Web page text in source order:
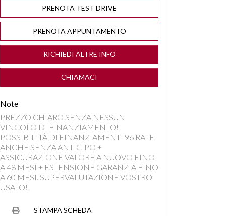
PRENOTA TEST DRIVE
PRENOTA APPUNTAMENTO
RICHIEDI ALTRE INFO
CHIAMACI
Note
PREZZO CHIARO SENZA NESSUN
VINCOLO DI FINANZIAMENTO!
POSSIBILITÀ DI FINANZIAMENTI 96 RATE,
ANCHE SENZA ANTICIPO +
ASSICURAZIONE VALORE A NUOVO FINO
A 48 MESI + ESTENSIONE GARANZIA FINO
A 60 MESI. SUPERVALUTAZIONE VOSTRO
USATO!!
STAMPA SCHEDA